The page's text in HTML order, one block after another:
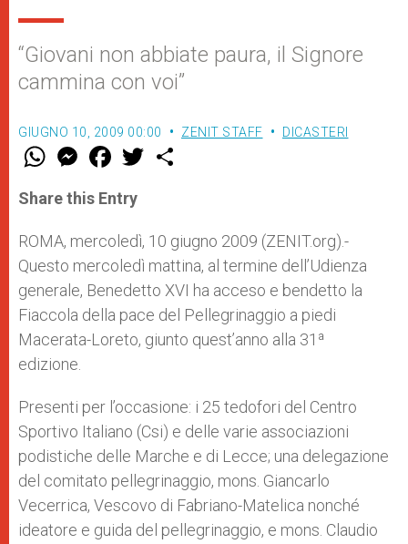
“Giovani non abbiate paura, il Signore
cammina con voi”
GIUGNO 10, 2009 00:00 ZENIT STAFF DICASTERI
W
t
s
p
p
M
e
s
e
g
e
r
F
a
e
b
o
k
w
r
Share this Entry
ROMA, mercoledì, 10 giugno 2009 (ZENIT.org).-
Questo mercoledì mattina, al termine dell’Udienza
generale, Benedetto XVI ha acceso e bendetto la
Fiaccola della pace del Pellegrinaggio a piedi
Macerata-Loreto, giunto quest’anno alla 31ª
edizione.
Presenti per l’occasione: i 25 tedofori del Centro
Sportivo Italiano (Csi) e delle varie associazioni
podistiche delle Marche e di Lecce; una delegazione
del comitato pellegrinaggio, mons. Giancarlo
Vecerrica, Vescovo di Fabriano-Matelica nonché
ideatore e guida del pellegrinaggio, e mons. Claudio